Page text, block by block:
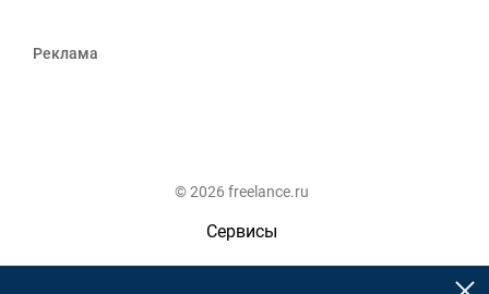
Реклама
© 2026 freelance.ru
Сервисы
Помощь